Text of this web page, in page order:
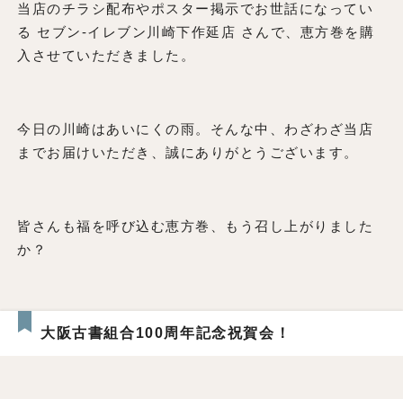
当店のチラシ配布やポスター掲示でお世話になってい
る セブン-イレブン川崎下作延店 さんで、恵方巻を購
入させていただきました。
今日の川崎はあいにくの雨。そんな中、わざわざ当店
までお届けいただき、誠にありがとうございます。
皆さんも福を呼び込む恵方巻、もう召し上がりました
か？
大阪古書組合100周年記念祝賀会！